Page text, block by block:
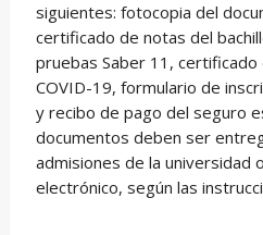
siguientes: fotocopia del
certificado de notas del
pruebas Saber 11, certificado
COVID-19, formulario de
y recibo de pago del seguro
documentos deben ser
admisiones de la universidad
electrónico, según las